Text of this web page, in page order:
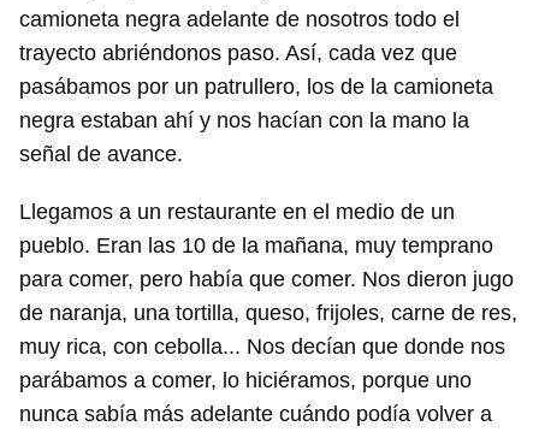
camioneta negra adelante de nosotros todo el
trayecto abriéndonos paso. Así, cada vez que
pasábamos por un patrullero, los de la camioneta
negra estaban ahí y nos hacían con la mano la
señal de avance.
Llegamos a un restaurante en el medio de un
pueblo. Eran las 10 de la mañana, muy temprano
para comer, pero había que comer. Nos dieron jugo
de naranja, una tortilla, queso, frijoles, carne de res,
muy rica, con cebolla... Nos decían que donde nos
parábamos a comer, lo hiciéramos, porque uno
nunca sabía más adelante cuándo podía volver a